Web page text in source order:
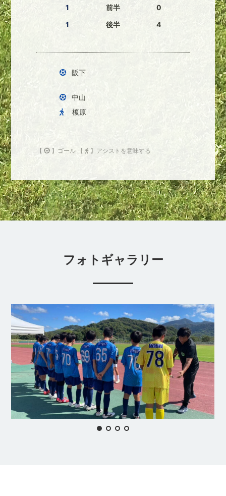
1
1
前半
後半
0
4
阪下
中山
榎原
【 】ゴール 【 】アシストを意味する
フォトギャラリー